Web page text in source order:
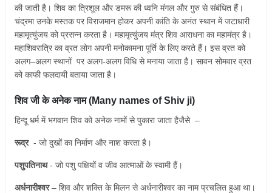
की जाती है। शिव का त्रिशूल और डमरू की ध्वनि मंगल और गुरु से संबंधित हैं।
चंद्रमा उनके मस्तक पर विराजमान होकर अपनी कांति के अनंत स्थान में जटाधारी
महामृत्युंजय को प्रसन्न करता है। महामृत्युंजय मंत्र शिव आराधना का महामंत्र है।
महाशिवरात्रि का व्रत लोग अपनी मनोकामना पूर्ति के लिए करते हैं। इस व्रत को
अलग–अलग स्थानों पर अलग-अलग विधि से मनाया जाता है। सावन सोमवार व्रत
को काफी फलदायी बताया जाता है।
शिव जी के अनेक नाम (Many names of Shiv ji)
हिन्दू धर्म में भगवान शिव को अनेक नामों से पुकारा जाता हैजैसे –
रूद्र- जो दुखों का निर्माण और नाश करता है।
पशुपतिनाथ- जो पशु पक्षियों व जीव आत्माओं के स्वामी हैं।
अर्धनारीश्वर– शिव और शक्ति के मिलन से अर्धनारीश्वर का नाम प्रचलित हुआ था।